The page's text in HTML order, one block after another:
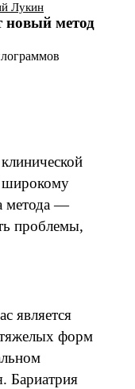
Архив
Лукин
новый метод
широкому
метода —
проблемы,
является
форм
Бариатрия